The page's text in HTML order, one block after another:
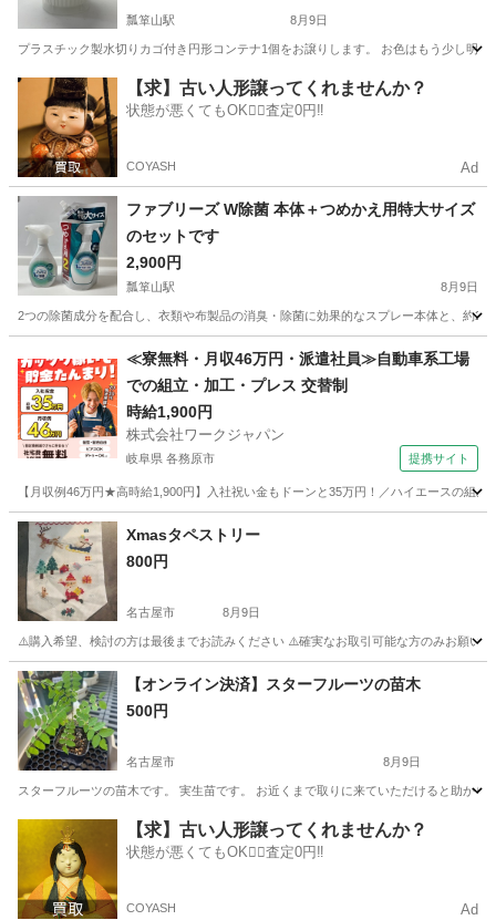
瓢箪山駅 8月9日
プラスチック製水切りカゴ付き円形コンテナ1個をお譲りします。 お色はもう少し明
愛知 名古屋市 瓢箪山駅 家庭用品 コンテナ
【求】古い人形譲ってくれませんか？
状態が悪くてもOK🙆‍♀️査定0円‼️
COYASH Ad
ファブリーズ W除菌 本体＋つめかえ用特大サイズ
のセットです
2,900円
瓢箪山駅 8月9日
2つの除菌成分を配合し、衣類や布製品の消臭・除菌に効果的なスプレー本体と、
瓢箪山駅 芳香剤、消臭剤 除菌
≪寮無料・月収46万円・派遣社員≫自動車系工場
での組立・加工・プレス 交替制
時給1,900円
株式会社ワークジャパン
岐阜県 各務原市 提携サイト
【月収例46万円★高時給1,900円】入社祝い金もドーンと35万円！／ハイエースの組
岐阜 各務原市 その他
Xmasタペストリー
800円
名古屋市 8月9日
⚠️購入希望、検討の方は最後までお読みください ⚠️確実なお取引可能な方のみお願い
愛知 名古屋市 年中行事用品 クリスマスツリー
【オンライン決済】スターフルーツの苗木
500円
名古屋市 8月9日
スターフルーツの苗木です。 実生苗です。 お近くまで取りに来ていただけると助かり
家庭用品 苗木
【求】古い人形譲ってくれませんか？
状態が悪くてもOK🙆‍♀️査定0円‼️
COYASH Ad